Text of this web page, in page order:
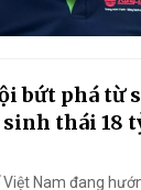
bứt phá từ
thái 18
Nam đang